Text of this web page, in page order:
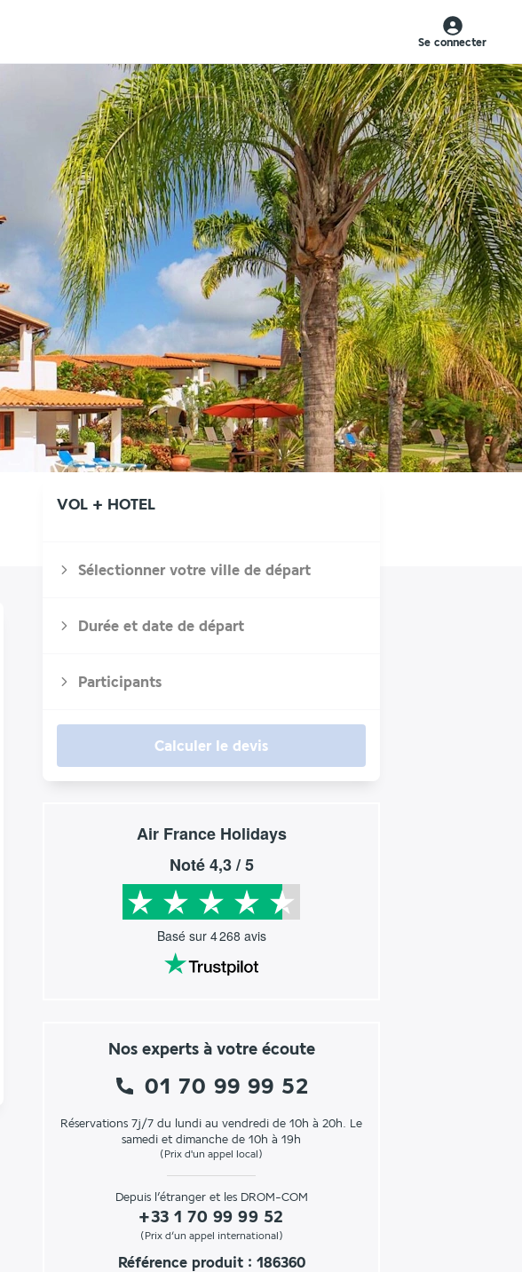
Se connecter
VOL + HOTEL
Sélectionner votre ville de départ
Durée et date de départ
Participants
Calculer le devis
Air France Holidays
Noté4,3/ 5
Basé sur 4 268 avis
Nos experts à votre écoute
01 70 99 99 52
Réservations 7j/7 du lundi au vendredi de 10h à 20h. Le
samedi et dimanche de 10h à 19h
(Prix d'un appel local)
Depuis l’étranger et les DROM-COM
+33 1 70 99 99 52
(Prix d’un appel international)
Référence produit : 186360